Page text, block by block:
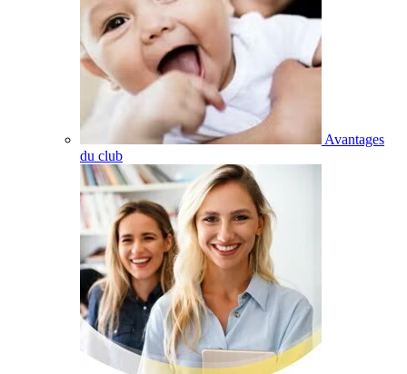
Avantages
du club